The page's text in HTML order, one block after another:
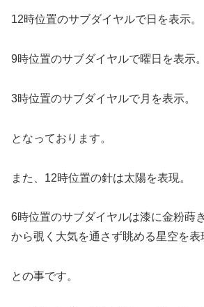
12時位置のサブダイヤルで日を表示。
9時位置のサブダイヤルで曜日を表示。
3時位置のサブダイヤルで月を表示。
となっております。
また、12時位置の針は太陽を表現。
6時位置のサブダイヤルは漆に金粉蒔
から覗く大気を通さず眺める星空を表
との事です。